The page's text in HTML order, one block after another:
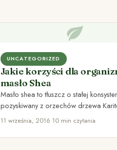
UNCATEGORIZED
Jakie korzyści dla
masło Shea
Masło shea to tłuszcz o stałej
pozyskiwany z orzechów drzewa
(znanego także jako masłosz parka),
11 września, 2016•10 min czytania